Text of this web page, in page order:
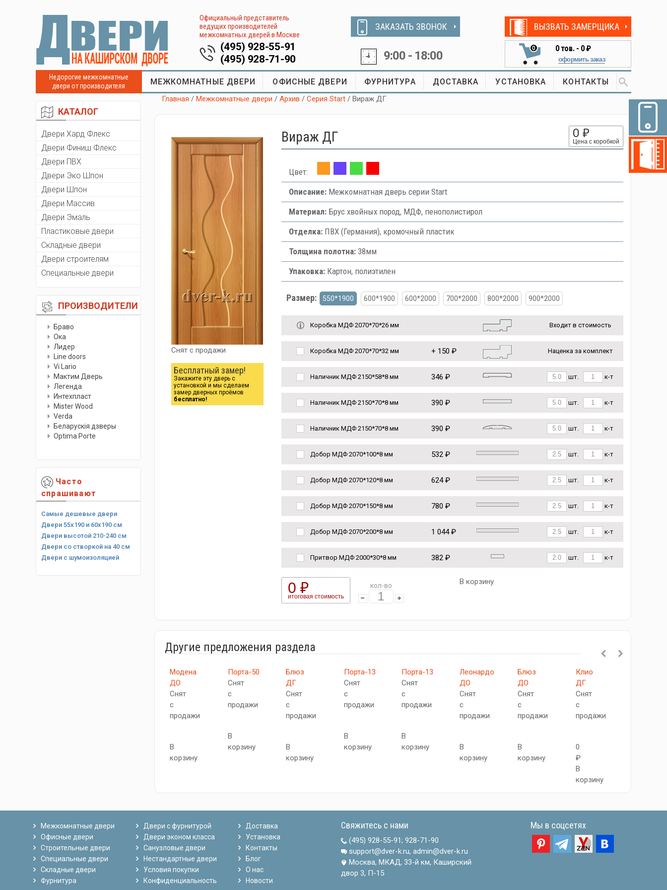
Официальный представитель
ведущих производителей
межкомнатных дверей в Москве
(495) 928-55-91
(495) 928-71-90
ЗАКАЗАТЬ ЗВОНОК
9:00 - 18:00
ВЫЗВАТЬ ЗАМЕРЩИКА
0 0тов. - 0 ₽
оформить заказ
Недорогие межкомнатные
двери от производителя
МЕЖКОМНАТНЫЕ ДВЕРИ ОФИСНЫЕ ДВЕРИ ФУРНИТУРА ДОСТАВКА УСТАНОВКА КОНТАКТЫ
КАТАЛОГ
Двери Хард Флекс
Двери Финиш Флекс
Двери ПВХ
Двери Эко Шпон
Двери Шпон
Двери Массив
Двери Эмаль
Пластиковые двери
Складные двери
Двери строителям
Специальные двери
ПРОИЗВОДИТЕЛИ
Браво
Ока
Лидер
Line doors
Vi Lario
Мактим Дверь
Легенда
Интехпласт
Мister Wood
Verda
Беларускiя дзверы
Optima Porte
Часто
спрашивают
Самые дешевые двери
Двери 55х190 и 60х190 см
Двери высотой 210-240 см
Двери со створкой на 40 см
Двери с шумоизоляцией
Главная /Межкомнатные двери /Архив /Серия Start / Вираж ДГ
Снят с продажи
Бесплатный замер!
Закажите эту дверь с
установкой и мы сделаем
замер дверных проёмов
бесплатно!
Вираж ДГ 0 ₽
Цена с коробкой
Цвет:
Описание:Межкомнатная дверь серии Start
Материал:Брус хвойных пород, МДФ, пенополистирол
Отделка:ПВХ (Германия), кромочный пластик
Толщина полотна:38мм
Упаковка:Картон, полиэтилен
Размер: 550*1900 600*1900 600*2000 700*2000 800*2000 900*2000
Коробка МДФ 2070*70*26 мм Входит в стоимость
Коробка МДФ 2070*70*32 мм + 150 ₽ Наценка за комплект
Наличник МДФ 2150*58*8 мм 346 ₽ шт. к-т
Наличник МДФ 2150*70*8 мм 390 ₽ шт. к-т
Наличник МДФ 2150*70*8 мм 390 ₽ шт. к-т
Добор МДФ 2070*100*8 мм 532 ₽ шт. к-т
Добор МДФ 2070*120*8 мм 624 ₽ шт. к-т
Добор МДФ 2070*150*8 мм 780 ₽ шт. к-т
Добор МДФ 2070*200*8 мм 1 044 ₽ шт. к-т
Притвор МДФ 2000*30*8 мм 382 ₽ шт. к-т
0 ₽
итоговая стоимость
кол-во В корзину
Другие предложения раздела
Модена
ДО
Снят
с
продажи
В
корзину
Порта-50
Снят
с
продажи
В
корзину
Блюз
ДГ
Снят
с
продажи
В
корзину
Порта-13
Снят
с
продажи
В
корзину
Порта-13
Снят
с
продажи
В
корзину
Леонардо
ДО
Снят
с
продажи
В
корзину
Блюз
ДО
Снят
с
продажи
В
корзину
Клио
ДГ
Снят
с
продажи
0
₽
В
корзину
Межкомнатные двери
Офисные двери
Строительные двери
Специальные двери
Складные двери
Фурнитура
Двери с фурнитурой
Двери эконом класса
Санузловые двери
Нестандартные двери
Условия покупки
Конфиденциальность
Доставка
Установка
Контакты
Блог
О нас
Новости
Свяжитесь с нами
(495) 928-55-91; 928-71-90
support@dver-k.ru, admin@dver-k.ru
Москва, МКАД, 33-й км, Каширский
двор 3, П-15
Мы в соцсетях